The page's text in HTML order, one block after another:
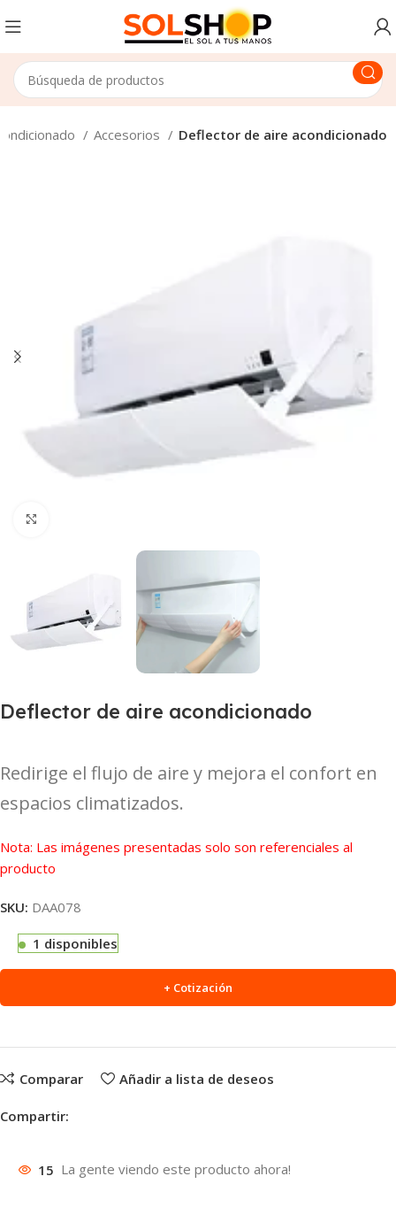
Accesorios Deflector de aire acondicionado
Deflector de aire acondicionado
Redirige el flujo de aire y mejora el confort en
espacios climatizados.
Nota: Las imágenes presentadas solo son referenciales al
producto
SKU: DAA078
1 disponibles
+ Cotización
Comparar Añadir a lista de deseos
Compartir:
15 La gente viendo este producto ahora!